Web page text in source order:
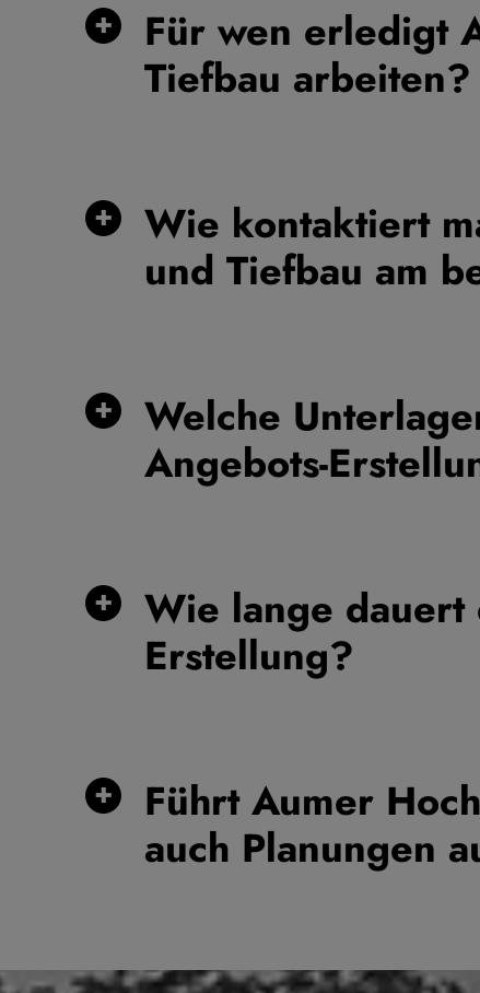
Für wen erledigt
Tiefbau arbeiten?
Wie kontaktiert
und Tiefbau am
Welche
Angebots-
Wie lange dauert
Erstellung?
Führt Aumer
auch Planungen